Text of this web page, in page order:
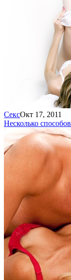
СексОкт 17, 2011
Несколько способов